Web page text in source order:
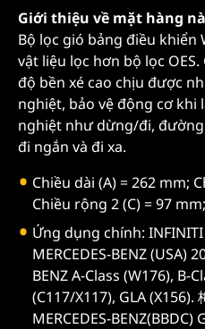
Giới thiệu về mặt hàng
Bộ lọc gió bảng điều khiển
vật liệu lọc hơn bộ lọc
độ bền xé cao chịu được
nghiệt, bảo vệ động cơ khi
nghiệt như dừng/đi,
đi ngắn và đi xa.
Chiều dài (A) = 262 mm;
Chiều rộng 2 (C) = 97
Ứng dụng chính: INFINITI
MERCEDES-BENZ (USA)
BENZ A-Class (W176), B-
(C117/X117), GLA (X156).
MERCEDES-BENZ(BBDC)